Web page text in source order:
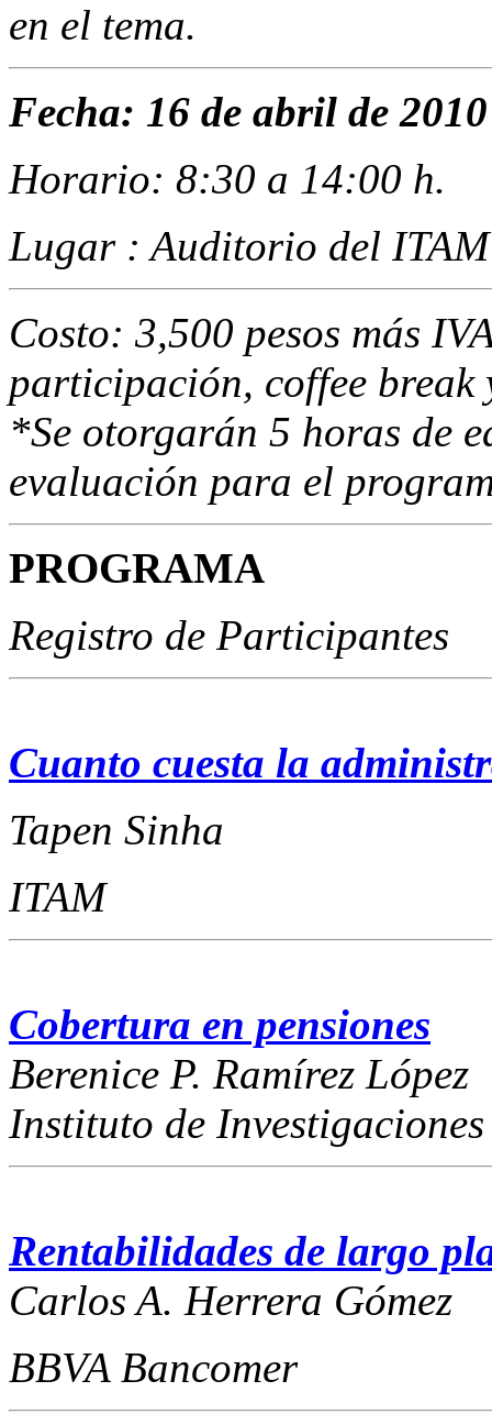
en el tema.
Fecha: 16 de abril de 2010
Horario: 8:30 a 14:00 h.
Lugar : Auditorio del ITAM
Costo: 3,500 pesos más
participación, coffee
*Se otorgarán 5 horas de
evaluación para el
PROGRAMA
Registro de Participantes
Cuanto cuesta la
Tapen Sinha
ITAM
Cobertura en pensiones
Berenice P. Ramírez López
Instituto de
Rentabilidades de largo
Carlos A. Herrera Gómez
BBVA Bancomer